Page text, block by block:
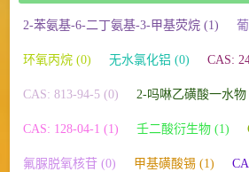
2-苯氨基-6-二丁氨基-3-甲基荧烷 (1)
环氧丙烷 (0) 无水氯化铝 (0) CAS:
CAS: 813-94-5 (0) 2-吗啉乙磺酸一水物
CAS: 128-04-1 (1) 壬二酸衍生物 (1)
氟脲脱氧核苷 (0) 甲基磺酸锡 (1)